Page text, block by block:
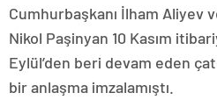
Cumhurbaşkanı İlham Aliyev
Nikol Paşinyan 10 Kasım
Eylül’den beri devam eden
bir anlaşma imzalamıştı.